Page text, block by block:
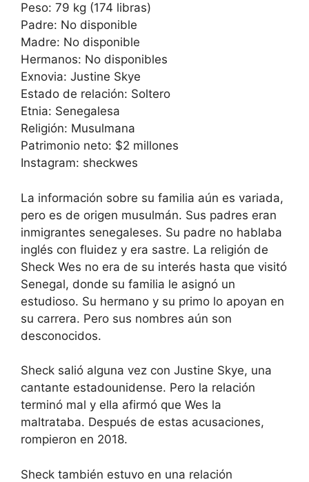
Peso: 79 kg (174 libras)
Padre: No disponible
Madre: No disponible
Hermanos: No disponibles
Exnovia: Justine Skye
Estado de relación: Soltero
Etnia: Senegalesa
Religión: Musulmana
Patrimonio neto: $2 millones
Instagram: sheckwes
La información sobre su familia aún es variada,
pero es de origen musulmán. Sus padres eran
inmigrantes senegaleses. Su padre no hablaba
inglés con fluidez y era sastre. La religión de
Sheck Wes no era de su interés hasta que visitó
Senegal, donde su familia le asignó un
estudioso. Su hermano y su primo lo apoyan en
su carrera. Pero sus nombres aún son
desconocidos.
Sheck salió alguna vez con Justine Skye, una
cantante estadounidense. Pero la relación
terminó mal y ella afirmó que Wes la
maltrataba. Después de estas acusaciones,
rompieron en 2018.
Sheck también estuvo en una relación